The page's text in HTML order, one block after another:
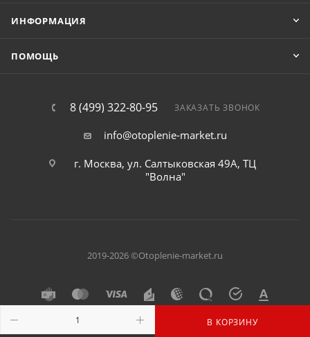
В КОРЗИНУ
ИНФОРМАЦИЯ
ПОМОЩЬ
8 (499) 322-80-95 ЗАКАЗАТЬ ЗВОНОК
info@otoplenie-market.ru
г. Москва, ул. Салтыковская 49А, ТЦ
"Волна"
2019-2026 ©Otoplenie-market.ru